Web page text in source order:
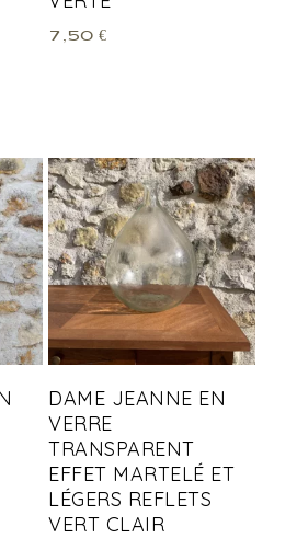
7,50€
DAME JEANNE EN
VERRE
TRANSPARENT
EFFET MARTELÉ ET
LÉGERS REFLETS
VERT CLAIR